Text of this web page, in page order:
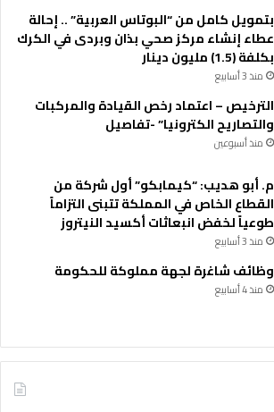
بتمويل كامل من “البوتاس العربية” .. إحالة
عطاء إنشاء مركز صحي بذان وبردى في الكرك
بكلفة (1.5) مليون دينار
منذ 3 أسابيع
الترخيص – اعتماد رخص القيادة والمركبات
والتصاريح الكترونيا” -تفاصيل
منذ أسبوعين
م. أبو هديب: “كيمابكو” أول شركة من
القطاع الخاص في المملكة تتبنى التزاماً
طوعياً لخفض انبعاثات أكسيد النيتروز
منذ 3 أسابيع
وظائف شاغرة لجهة مملوكة للحكومة
منذ 4 أسابيع